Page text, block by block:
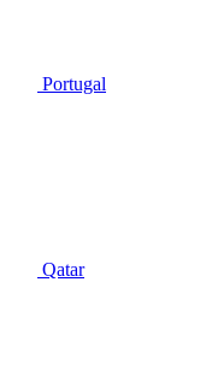
Portugal
Qatar